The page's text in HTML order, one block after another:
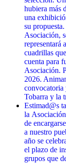
hubiera más
una
su
Asociación,
representará
cuadrillas
cuenta para
Asociación.
2026.
convocatoria
Tobarra y la
Estimad@s
la
de
a nuestro
año se
el plazo de
grupos que